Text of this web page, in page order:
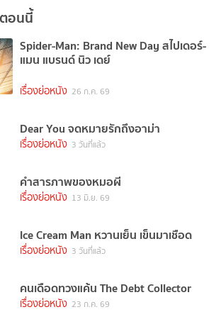
อนนี้
Spider-Man: Brand New Day สไปเดอร์-
แมน แบรนด์ นิว เดย์
เรื่องย่อหนัง 26 ก.ค. 69
Dear You จดหมายรักถึงอาม่า
เรื่องย่อหนัง 3 วันที่แล้ว
คำสารภาพของหมอผี
เรื่องย่อหนัง 13 มิ.ย. 69
Ice Cream Man หวานเย็น เข็นมาเชือด
เรื่องย่อหนัง 3 วันที่แล้ว
คนเดือดทวงแค้น The Debt Collector
เรื่องย่อหนัง 23 ก.ค. 69